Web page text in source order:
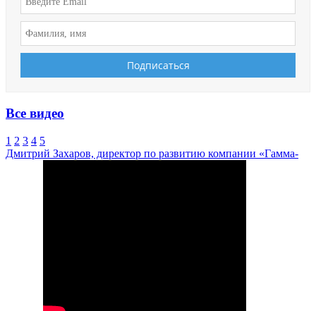
Все видео
1 2 3 4 5
Дмитрий Захаров, директор по развитию компании «Гамма-